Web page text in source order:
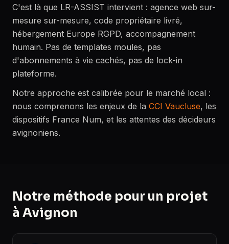
C'est là que LR-ASSIST intervient : agence web sur-
mesure sur-mesure, code propriétaire livré,
hébergement Europe RGPD, accompagnement
humain. Pas de templates moules, pas
d'abonnements à vie cachés, pas de lock-in
plateforme.
Notre approche est calibrée pour le marché local :
nous comprenons les enjeux de la CCI Vaucluse, les
dispositifs France Num, et les attentes des décideurs
avignoniens.
Notre méthode pour un projet
à Avignon